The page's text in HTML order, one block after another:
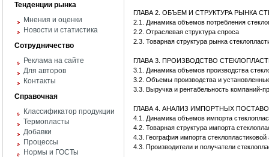
Тенденции рынка
Мнения и оценки
Новости и статистика
Сотрудничество
Реклама на сайте
Для авторов
Контакты
Справочная
Классификатор продукции
Термопласты
Добавки
Процессы
Нормы и ГОСТы
ГЛАВА 2. ОБЪЕМ И СТРУКТУРА РЫНКА
2.1. Динамика объемов потребления
2.2. Отраслевая структура спроса
2.3. Товарная структура рынка
ГЛАВА 3. ПРОИЗВОДСТВО
3.1. Динамика объемов производства
3.2. Объемы производства и
3.3. Выручка и рентабельность компаний-
ГЛАВА 4. АНАЛИЗ ИМПОРТНЫХ
4.1. Динамика объемов импорта
4.2. Товарная структура импорта
4.3. География импорта
4.3. Производители и получатели